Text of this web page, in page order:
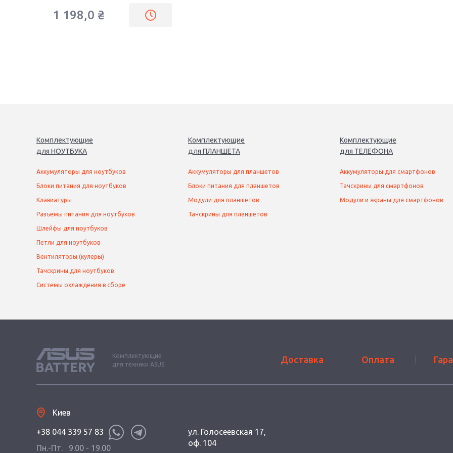
1 198,0 ₴
Комплектующие
для НОУТБУКА
Аккумуляторы для ноутбуков
Блоки питания для ноутбуков
Клавиатуры
Разъемы питания для ноутбуков
Шлейфы для ноутбуков
Петли для ноутбуков
Вентиляторы (кулеры)
Тачскрины для ноутбуков
Системы охлаждения в сборе
Комплектующие
для ПЛАНШЕТА
Аккумуляторы для планшетов
Блоки питания для планшетов
Модули для планшетов
Тачскрины для планшетов
Комплектующие
для ТЕЛЕФОНА
Аккумуляторы для смартфонов
Тачскрины для смартфонов
Модули и экраны для смартфонов
Комплектующие
для техники ASUS
Доставка Оплата
Киев
+38 044 339 57 83
Пн.-Пт.
9.00 - 19.00
ул. Голосеевская 17,
оф. 104